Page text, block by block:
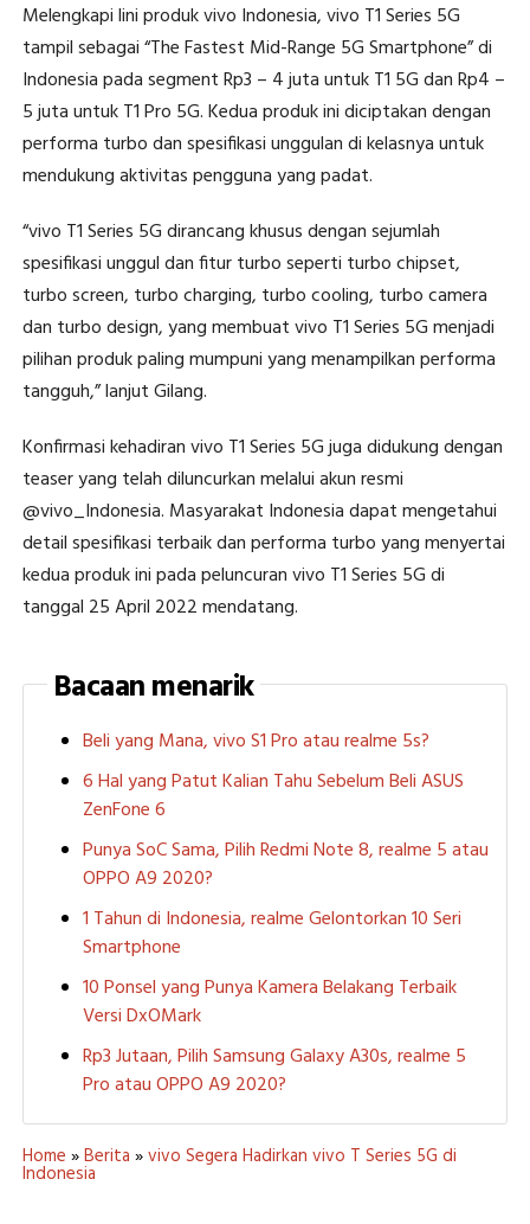
Melengkapi lini produk vivo Indonesia, vivo T1 Series 5G
tampil sebagai “The Fastest Mid-Range 5G Smartphone” di
Indonesia pada segment Rp3 – 4 juta untuk T1 5G dan Rp4 –
5 juta untuk T1 Pro 5G. Kedua produk ini diciptakan dengan
performa turbo dan spesifikasi unggulan di kelasnya untuk
mendukung aktivitas pengguna yang padat.
“vivo T1 Series 5G dirancang khusus dengan sejumlah
spesifikasi unggul dan fitur turbo seperti turbo chipset,
turbo screen, turbo charging, turbo cooling, turbo camera
dan turbo design, yang membuat vivo T1 Series 5G menjadi
pilihan produk paling mumpuni yang menampilkan performa
tangguh,” lanjut Gilang.
Konfirmasi kehadiran vivo T1 Series 5G juga didukung dengan
teaser yang telah diluncurkan melalui akun resmi
@vivo_Indonesia. Masyarakat Indonesia dapat mengetahui
detail spesifikasi terbaik dan performa turbo yang menyertai
kedua produk ini pada peluncuran vivo T1 Series 5G di
tanggal 25 April 2022 mendatang.
Bacaan menarik
Beli yang Mana, vivo S1 Pro atau realme 5s?
6 Hal yang Patut Kalian Tahu Sebelum Beli ASUS
ZenFone 6
Punya SoC Sama, Pilih Redmi Note 8, realme 5 atau
OPPO A9 2020?
1 Tahun di Indonesia, realme Gelontorkan 10 Seri
Smartphone
10 Ponsel yang Punya Kamera Belakang Terbaik
Versi DxOMark
Rp3 Jutaan, Pilih Samsung Galaxy A30s, realme 5
Pro atau OPPO A9 2020?
Home »Berita »vivo Segera Hadirkan vivo T Series 5G di
Indonesia